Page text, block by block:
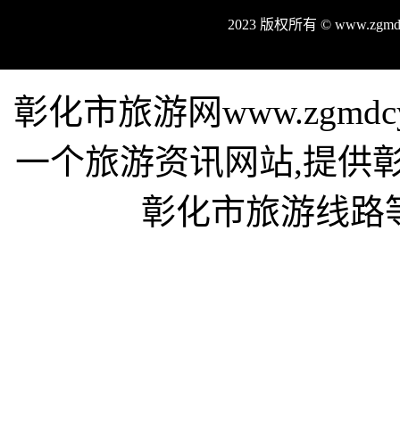
2023 版权所有 ©
彰化市旅游网
一个旅游资讯网站,提供
彰化市旅游线路